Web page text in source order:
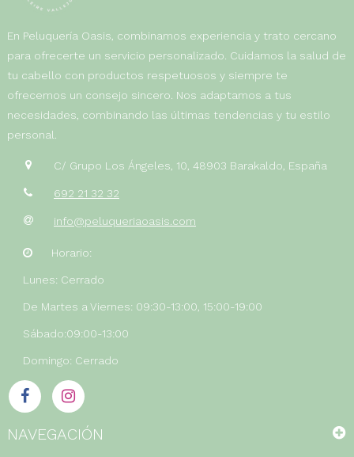
En Peluquería Oasis, combinamos experiencia y trato cercano
para ofrecerte un servicio personalizado. Cuidamos la salud de
tu cabello con productos respetuosos y siempre te
ofrecemos un consejo sincero. Nos adaptamos a tus
necesidades, combinando las últimas tendencias y tu estilo
personal.
C/ Grupo Los Ángeles, 10, 48903 Barakaldo, España
692 21 32 32
info@peluqueriaoasis.com
Horario:
Lunes: Cerrado
De Martes a Viernes: 09:30-13:00, 15:00-19:00
Sábado:09:00-13:00
Domingo: Cerrado
NAVEGACIÓN